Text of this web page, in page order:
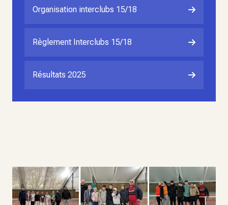
Organisation interclubs 15/18
Règlement Interclubs 15/18
Résultats 2025